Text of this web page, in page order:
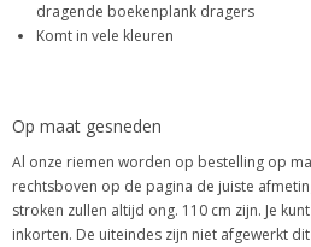
dragende boekenplank dragers
Komt in vele kleuren
Op maat gesneden
Al onze riemen worden op bestelling op
rechtsboven op de pagina de juiste
stroken zullen altijd ong. 110 cm zijn. Je
inkorten. De uiteindes zijn niet afgewerkt